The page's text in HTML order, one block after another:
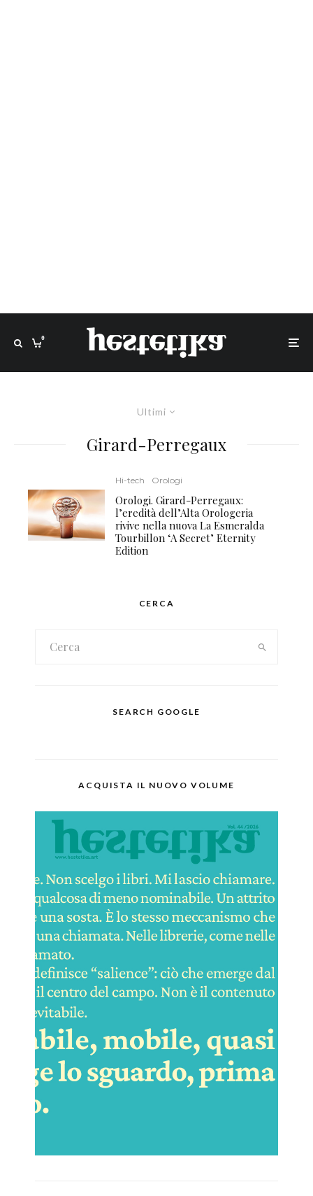
0
Ultimi
Girard-Perregaux
Hi-tech Orologi
Orologi. Girard-Perregaux:
l’eredità dell’Alta Orologeria
rivive nella nuova La Esmeralda
Tourbillon ‘A Secret’ Eternity
Edition
CERCA
SEARCH GOOGLE
ACQUISTA IL NUOVO VOLUME